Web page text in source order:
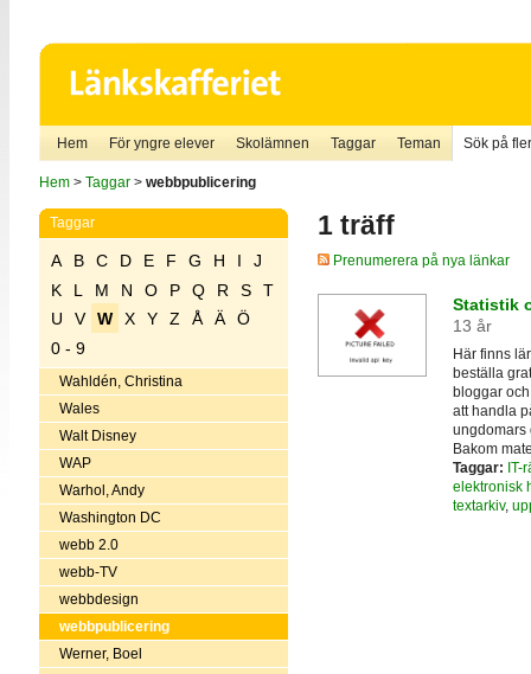
Hem För yngre elever Skolämnen Taggar Teman Sök på
Hem> Taggar> webbpublicering
Taggar
A B C D E F G H I
J
K
L M N O P Q R S
T
U
V W X Y Z Å Ä
Ö
0 - 9
Wahldén, Christina
Wales
Walt Disney
WAP
Warhol, Andy
Washington DC
webb 2.0
webb-TV
webbdesign
webbpublicering
Werner, Boel
1 träff
Prenumerera på nya länkar
Statistik
13 år
Här finns
beställa
bloggar
att handla
ungdomars
Bakom
Taggar: IT-
elektronisk
textarkiv,